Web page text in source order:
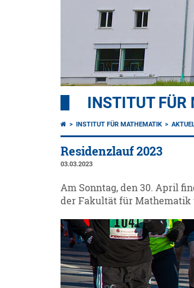
INSTITUT
INSTITUT FÜR MATHEMATIK
Residenzlauf 2023
03.03.2023
Am Sonntag, den 30. April
der Fakultät für Mathematik